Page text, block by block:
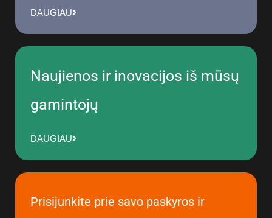
DAUGIAU
Naujienos ir inovacijos iš mūsų
gamintojų
DAUGIAU
Prisijunkite prie savo paskyros ir